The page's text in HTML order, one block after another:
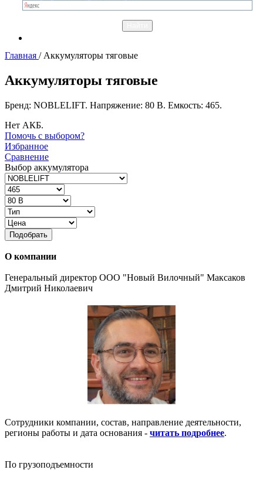
Главная / Аккумуляторы тяговые
Аккумуляторы тяговые
Бренд: NOBLELIFT. Напряжение: 80 В. Емкость: 465.
Нет АКБ.
Помочь с выбором?
Избранное
Сравнение
Выбор аккумулятора
Подобрать
О компании
Генеральный директор ООО "Новый Вилочный" Максаков
Дмитрий Николаевич
Сотрудники компании, состав, направление деятельности,
регионы работы и дата основания - читать подробнее.
По грузоподъемности